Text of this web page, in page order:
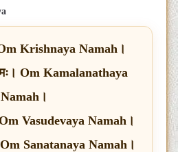
Krishnaya Namah।
Om Kamalanathaya
Namah।
Vasudevaya Namah।
Sanatanaya Namah।